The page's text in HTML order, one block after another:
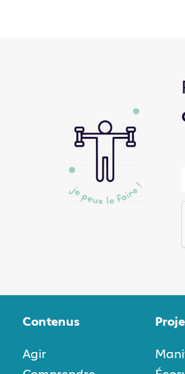
Contenus
Agir